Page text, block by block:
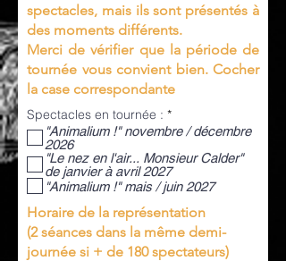
spectacles, mais ils sont présentés à
des moments différents.
Merci de vérifier que la période de
tournée vous convient bien. Cocher
la case correspondante
Spectacles en tournée : *O
b
l
g
a
t
i
r
e
"Animalium !" novembre / décembre
2026
"Le nez en l'air... Monsieur Calder"
de janvier à avril 2027
"Animalium !" mais / juin 2027
Horaire de la représentation
(2 séances dans la même demi-
journée si + de 180 spectateurs)